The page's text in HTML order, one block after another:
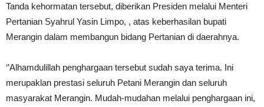
Tanda kehormatan tersebut, diberikan Presiden melalui Menteri
Pertanian Syahrul Yasin Limpo, , atas keberhasilan bupati
Merangin dalam membangun bidang Pertanian di daerahnya.
‘’Alhamdulillah penghargaan tersebut sudah saya terima. Ini
merupaklan prestasi seluruh Petani Merangin dan seluruh
masyarakat Merangin. Mudah-mudahan melalui penghargaan ini,